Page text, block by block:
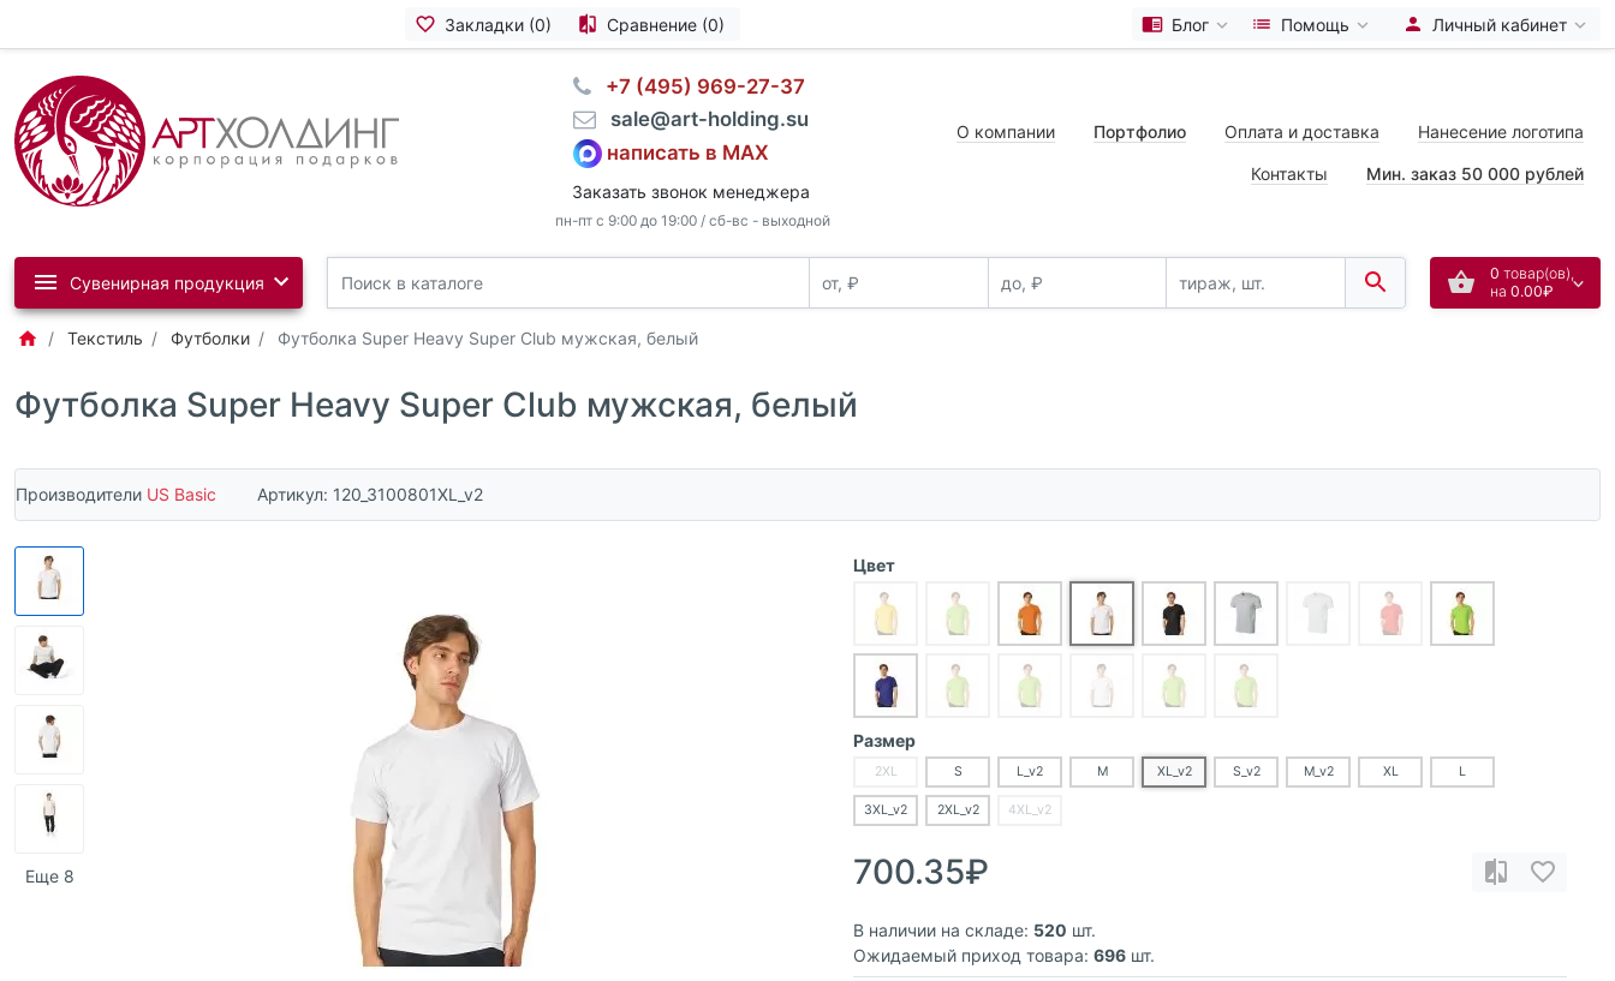
Закладки (0) Сравнение (0) Блог Помощь Личный кабинет
⠀+7 (495) 969-27-37
⠀sale@art-holding.su
написать в MAX
Заказать звонок менеджера
пн-пт с 9:00 до 19:00 / сб-вс - выходной
О компании Портфолио Оплата и доставка Нанесение логотипа
Контакты Мин. заказ 50 000 рублей
0 товар(ов),
на 0.00₽
Сувенирная продукция
Текстиль Футболки Футболка Super Heavy Super Club мужская, белый
Футболка Super Heavy Super Club мужская, белый
Производители US Basic Артикул: 120_3100801XL_v2
Еще 8
Цвет
Размер
2XL S L_v2 M XL_v2 S_v2 M_v2 XL L
3XL_v2 2XL_v2 4XL_v2
700.35₽
В наличии на складе: 520 шт.
Ожидаемый приход товара: 696 шт.